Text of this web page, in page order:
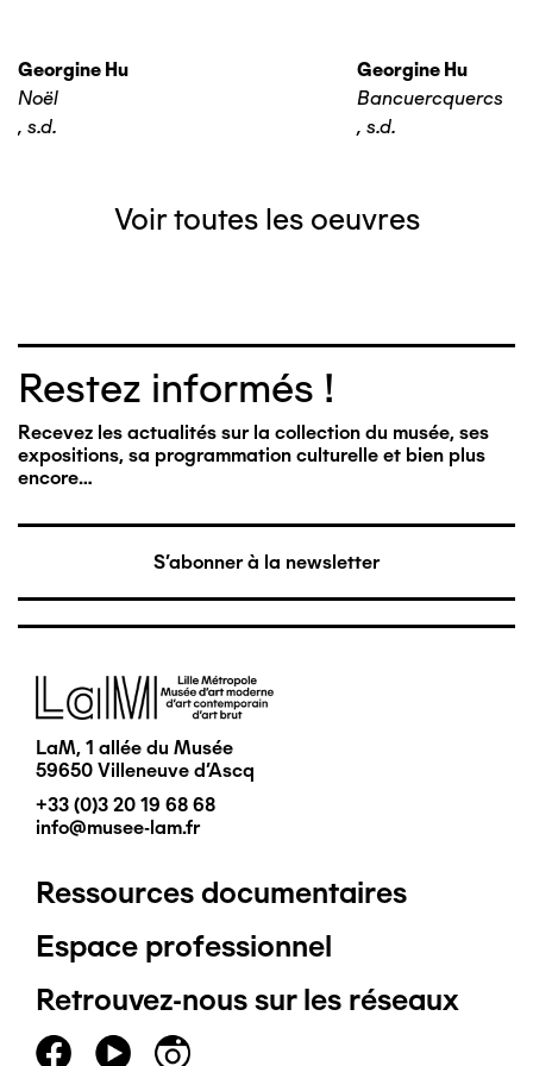
Georgine Hu
Noël
, s.d.
Georgine Hu
Bancuercquercs
, s.d.
Voir toutes les oeuvres
Restez informés !
Recevez les actualités sur la collection du musée, ses
expositions, sa programmation culturelle et bien plus
encore…
S'abonner à la newsletter
Image
LaM, 1 allée du Musée
59650 Villeneuve d'Ascq
+33 (0)3 20 19 68 68
info@musee-lam.fr
Pied
de
page
Ressources documentaires
Espace professionnel
Retrouvez-nous sur les réseaux